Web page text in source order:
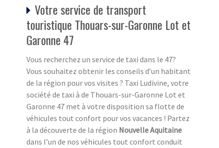
Votre service de transport
touristique Thouars-sur-Garonne Lot et
Garonne 47
Vous recherchez un service de taxi dans le 47?
Vous souhaitez obtenir les conseils d’un habitant
de la région pour vos visites ? Taxi Ludivine, votre
société de taxi à de Thouars-sur-Garonne Lot et
Garonne 47 met à votre disposition sa flotte de
véhicules tout confort pour vos vacances ! Partez
à la découverte de la région Nouvelle Aquitaine
dans l’un de nos véhicules tout confort conduit